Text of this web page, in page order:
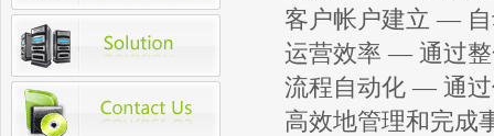
客户帐户建立 —
运营效率 — 通过整
流程自动化 — 通过
高效地管理和完成